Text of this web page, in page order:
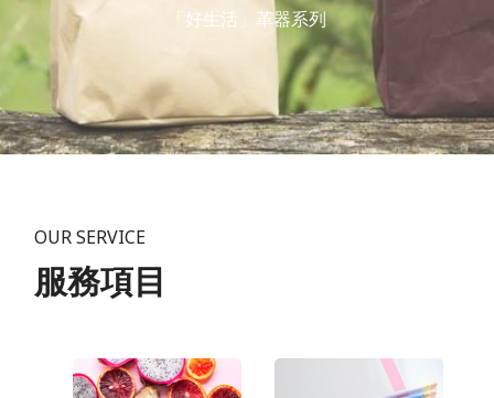
「好生活」革器系列
OUR SERVICE
服務項目